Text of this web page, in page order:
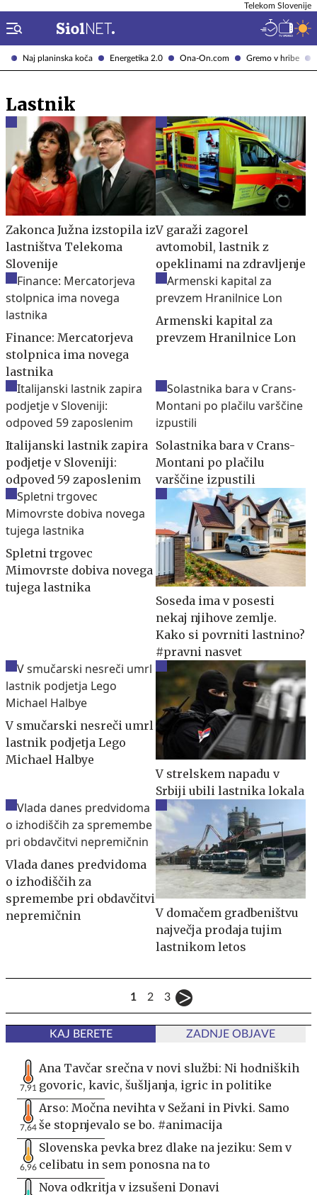
Naj planinska koča Energetika 2.0 Ona-On.com Gremo v hribe
Telekom Slovenije
Lastnik
Zakonca Južna izstopila iz
lastništva Telekoma
Slovenije
V garaži zagorel
avtomobil, lastnik z
opeklinami na zdravljenje
Finance: Mercatorjeva
stolpnica ima novega
lastnika
Armenski kapital za
prevzem Hranilnice Lon
Italijanski lastnik zapira
podjetje v Sloveniji:
odpoved 59 zaposlenim
Solastnika bara v Crans-
Montani po plačilu
varščine izpustili
Spletni trgovec
Mimovrste dobiva novega
tujega lastnika
Soseda ima v posesti
nekaj njihove zemlje.
Kako si povrniti lastnino?
#pravni nasvet
V smučarski nesreči umrl
lastnik podjetja Lego
Michael Halbye
V strelskem napadu v
Srbiji ubili lastnika lokala
Vlada danes predvidoma
o izhodiščih za
spremembe pri obdavčitvi
nepremičnin
V domačem gradbeništvu
največja prodaja tujim
lastnikom letos
1 2 3
KAJ BERETE ZADNJE OBJAVE
7,91
Ana Tavčar srečna v novi službi: Ni hodniških
govoric, kavic, šušljanja, igric in politike
7,64
Arso: Močna nevihta v Sežani in Pivki. Samo
še stopnjevalo se bo. #animacija
6,96
Slovenska pevka brez dlake na jeziku: Sem v
celibatu in sem ponosna na to
Nova odkritja v izsušeni Donavi